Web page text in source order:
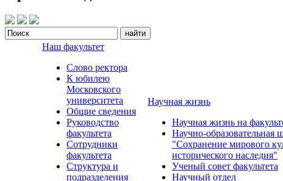
Наш факультет
Слово ректора
К юбилею
Московского
университета
Общие сведения
Руководство
факультета
Сотрудники
факультета
Структура и
подразделения
Научная жизнь
Научная жизнь на
Научно-
"Сохранение мирового
исторического наследия"
Ученый совет факультета
Научный отдел